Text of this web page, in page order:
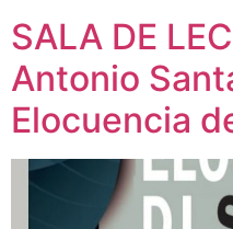
SALA DE
Antonio
Elocuencia